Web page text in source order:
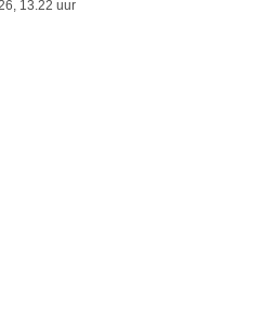
13.22 uur